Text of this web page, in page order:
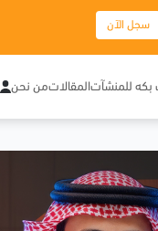
سجل الآن
بكه للمنشآتالمقالاتمن نحن